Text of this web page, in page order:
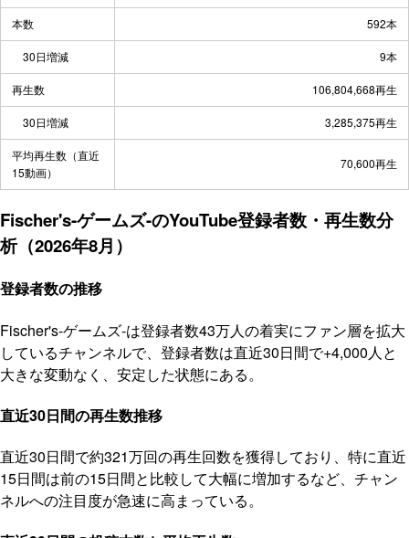
本数 592本
30日増減 9本
再生数 106,804,668再生
30日増減 3,285,375再生
平均再生数（直近
15動画）
70,600再生
Fischer's-ゲームズ-のYouTube登録者数・再生数分
析（2026年8月）
登録者数の推移
Fischer's-ゲームズ-は登録者数43万人の着実にファン層を拡大
しているチャンネルで、登録者数は直近30日間で+4,000人と
大きな変動なく、安定した状態にある。
直近30日間の再生数推移
直近30日間で約321万回の再生回数を獲得しており、特に直近
15日間は前の15日間と比較して大幅に増加するなど、チャン
ネルへの注目度が急速に高まっている。